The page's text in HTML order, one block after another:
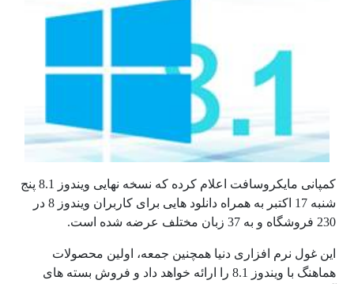
کمپانی مایکروسافت اعلام کرده که نسخه نهایی ویندوز 8.1 پنج
شنبه 17 اکتبر به همراه دانلود هایی برای کاربران ویندوز 8 در
230 فروشگاه و به 37 زبان مختلف عرضه شده است.
این غول نرم افزاری دنیا همچنین جمعه، اولین محصولات
هماهنگ با ویندوز 8.1 را ارائه خواهد داد و فروش بسته های